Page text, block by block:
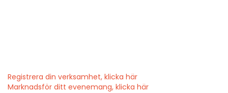
Registrera din verksamhet, klicka här
Marknadsför ditt evenemang, klicka här